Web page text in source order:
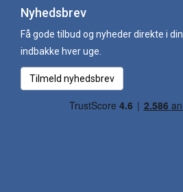
Nyhedsbrev
Få gode tilbud og nyheder direkte i din
indbakke hver uge.
Tilmeld nyhedsbrev